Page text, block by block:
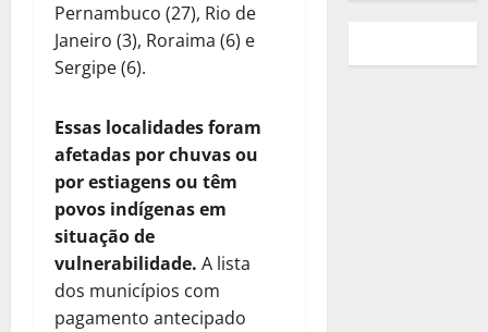
Pernambuco (27), Rio de
Janeiro (3), Roraima (6) e
Sergipe (6).
Essas localidades foram
afetadas por chuvas ou
por estiagens ou têm
povos indígenas em
situação de
vulnerabilidade. A lista
dos municípios com
pagamento antecipado